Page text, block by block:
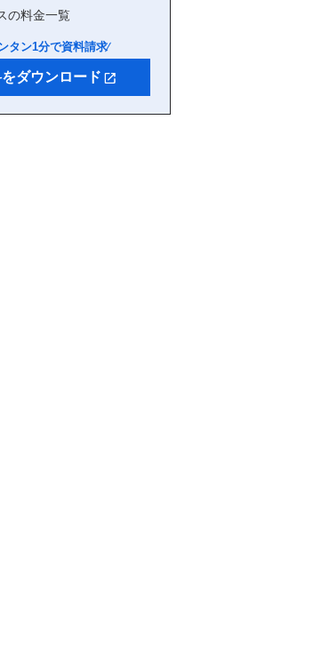
の料金一覧
タン1分で資料請求
ダウンロード